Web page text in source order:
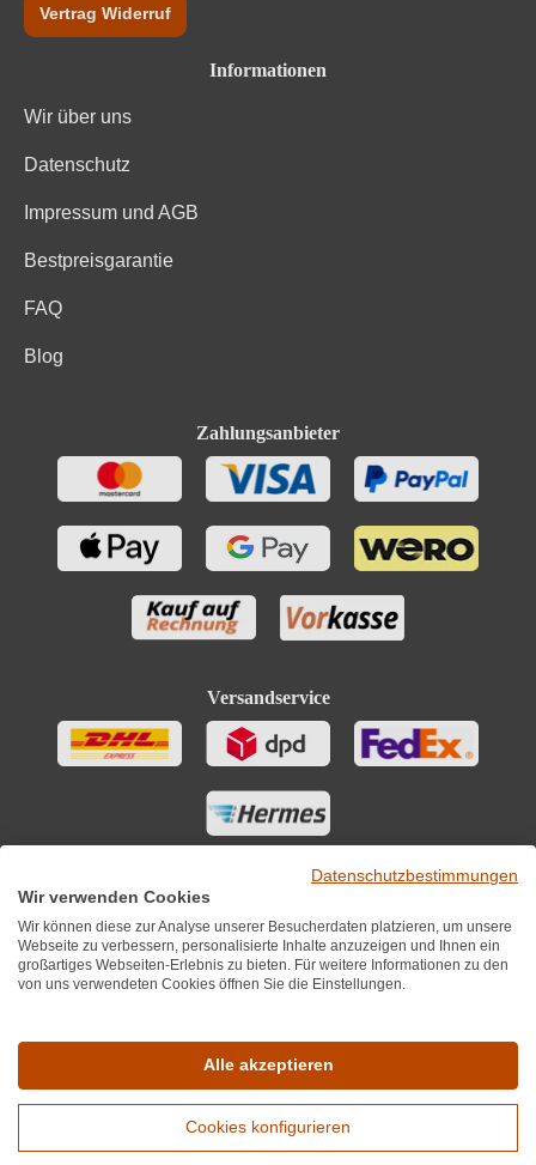
Vertrag Widerruf
Informationen
Wir über uns
Datenschutz
Impressum und AGB
Bestpreisgarantie
FAQ
Blog
Zahlungsanbieter
Versandservice
Datenschutzbestimmungen
Wir verwenden Cookies
Wir können diese zur Analyse unserer Besucherdaten platzieren, um unsere
Webseite zu verbessern, personalisierte Inhalte anzuzeigen und Ihnen ein
großartiges Webseiten-Erlebnis zu bieten. Für weitere Informationen zu den
von uns verwendeten Cookies öffnen Sie die Einstellungen.
Alle akzeptieren
Cookies konfigurieren